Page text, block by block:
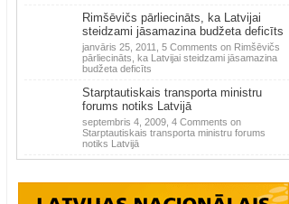
Rimšēvičs pārliecināts, ka Latvijai
steidzami jāsamazina budžeta deficīts
janvāris 25, 2011, 5 Comments on Rimšēvičs
pārliecināts, ka Latvijai steidzami jāsamazina
budžeta deficīts
Starptautiskais transporta ministru
forums notiks Latvijā
septembris 4, 2009, 4 Comments on
Starptautiskais transporta ministru forums
notiks Latvijā